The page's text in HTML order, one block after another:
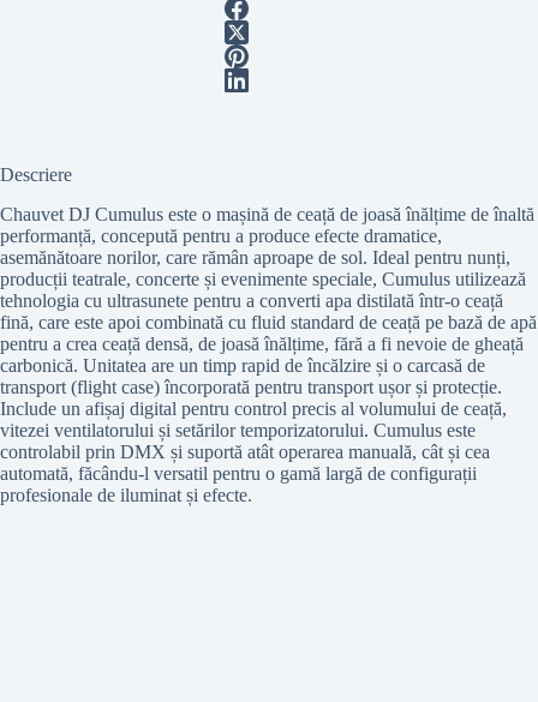
Descriere
Chauvet DJ Cumulus este o mașină de ceață de joasă înălțime de înaltă
performanță, concepută pentru a produce efecte dramatice,
asemănătoare norilor, care rămân aproape de sol. Ideal pentru nunți,
producții teatrale, concerte și evenimente speciale, Cumulus utilizează
tehnologia cu ultrasunete pentru a converti apa distilată într-o ceață
fină, care este apoi combinată cu fluid standard de ceață pe bază de apă
pentru a crea ceață densă, de joasă înălțime, fără a fi nevoie de gheață
carbonică. Unitatea are un timp rapid de încălzire și o carcasă de
transport (flight case) încorporată pentru transport ușor și protecție.
Include un afișaj digital pentru control precis al volumului de ceață,
vitezei ventilatorului și setărilor temporizatorului. Cumulus este
controlabil prin DMX și suportă atât operarea manuală, cât și cea
automată, făcându-l versatil pentru o gamă largă de configurații
profesionale de iluminat și efecte.